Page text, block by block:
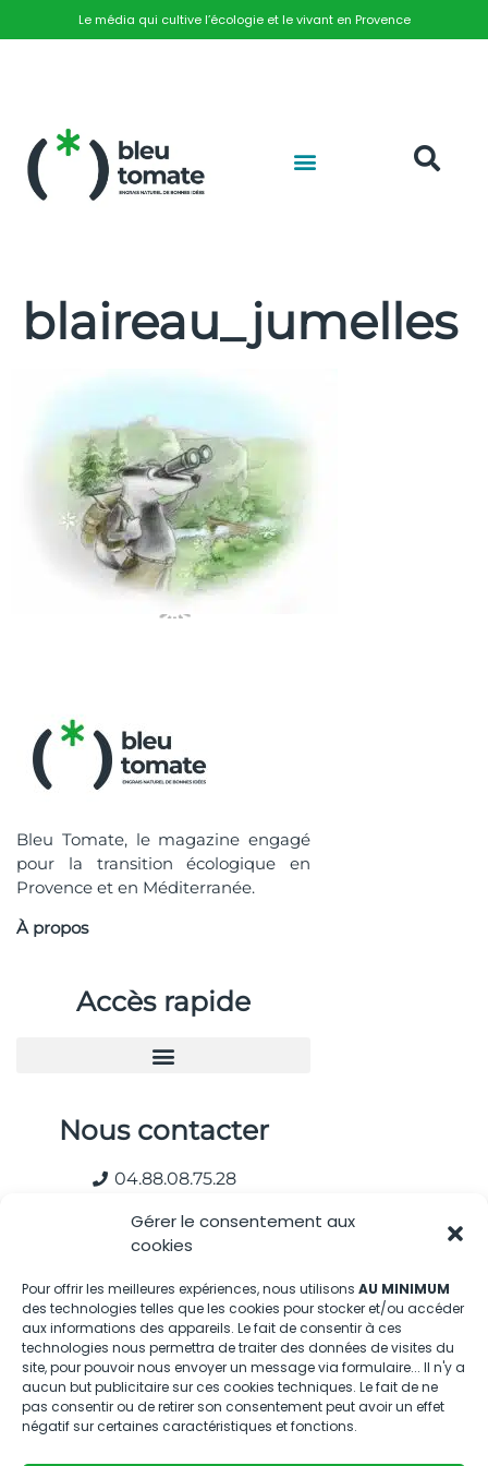
Gérer le consentement aux
cookies
Pour offrir les meilleures expériences, nous utilisons AU MINIMUM
des technologies telles que les cookies pour stocker et/ou accéder
aux informations des appareils. Le fait de consentir à ces
technologies nous permettra de traiter des données de visites du
site, pour pouvoir nous envoyer un message via formulaire... Il n'y a
aucun but publicitaire sur ces cookies techniques. Le fait de ne
pas consentir ou de retirer son consentement peut avoir un effet
négatif sur certaines caractéristiques et fonctions.
Le média qui cultive l’écologie et le vivant en Provence
blaireau_jumelles
Bleu Tomate, le magazine engagé
pour la transition écologique en
Provence et en Méditerranée.
À propos
Accès rapide
Nous contacter
04.88.08.75.28
Kit média Bleu Tomate
Nous suivre